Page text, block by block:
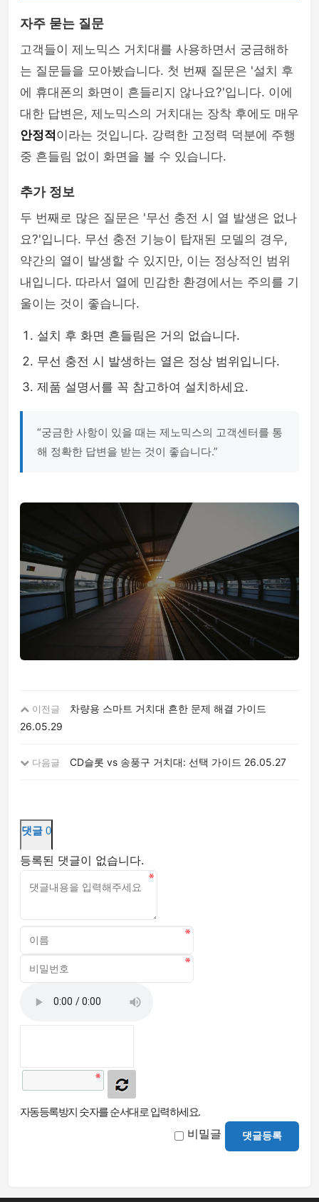
자주 묻는 질문
고객들이 제노믹스 거치대를 사용하면서 궁금해하
는 질문들을 모아봤습니다. 첫 번째 질문은 '설치 후
에 휴대폰의 화면이 흔들리지 않나요?'입니다. 이에
대한 답변은, 제노믹스의 거치대는 장착 후에도 매우
안정적이라는 것입니다. 강력한 고정력 덕분에 주행
중 흔들림 없이 화면을 볼 수 있습니다.
추가 정보
두 번째로 많은 질문은 '무선 충전 시 열 발생은 없나
요?'입니다. 무선 충전 기능이 탑재된 모델의 경우,
약간의 열이 발생할 수 있지만, 이는 정상적인 범위
내입니다. 따라서 열에 민감한 환경에서는 주의를 기
울이는 것이 좋습니다.
설치 후 화면 흔들림은 거의 없습니다.
무선 충전 시 발생하는 열은 정상 범위입니다.
제품 설명서를 꼭 참고하여 설치하세요.
“궁금한 사항이 있을 때는 제노믹스의 고객센터를 통
해 정확한 답변을 받는 것이 좋습니다.”
이전글
차량용 스마트 거치대 흔한 문제 해결 가이드
26.05.29
다음글 CD슬롯 vs 송풍구 거치대: 선택 가이드 26.05.27
댓글 0
등록된 댓글이 없습니다.
자동등록방지 숫자를 순서대로 입력하세요.
비밀글 댓글등록